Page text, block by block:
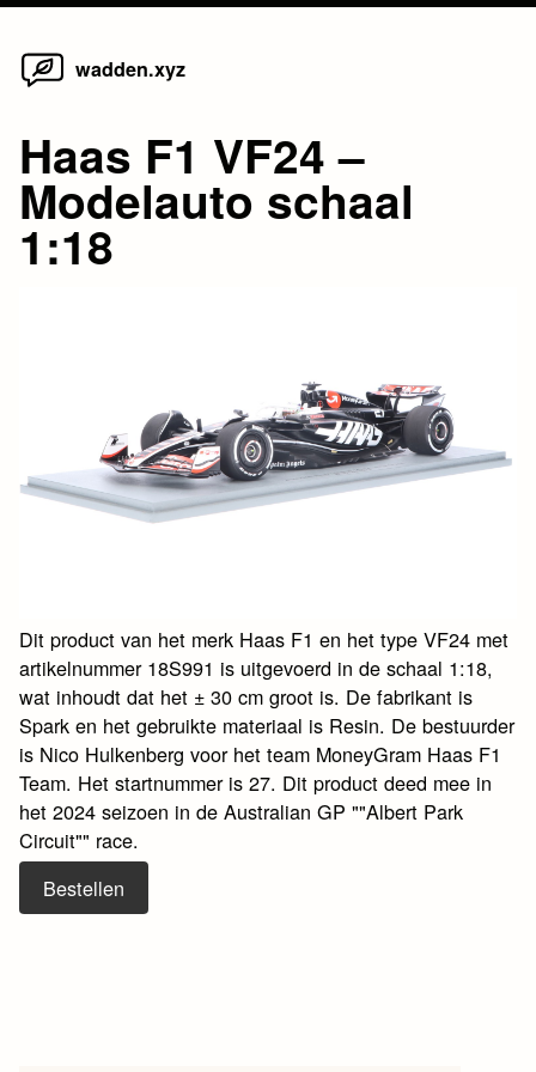
Skip
wadden.xyz
Haas F1 VF24 –
Modelauto schaal
1:18
Dit product van het merk Haas F1 en het type VF24 met
artikelnummer 18S991 is uitgevoerd in de schaal 1:18,
wat inhoudt dat het ± 30 cm groot is. De fabrikant is
Spark en het gebruikte materiaal is Resin. De bestuurder
is Nico Hulkenberg voor het team MoneyGram Haas F1
Team. Het startnummer is 27. Dit product deed mee in
het 2024 seizoen in de Australian GP ""Albert Park
Circuit"" race.
Bestellen